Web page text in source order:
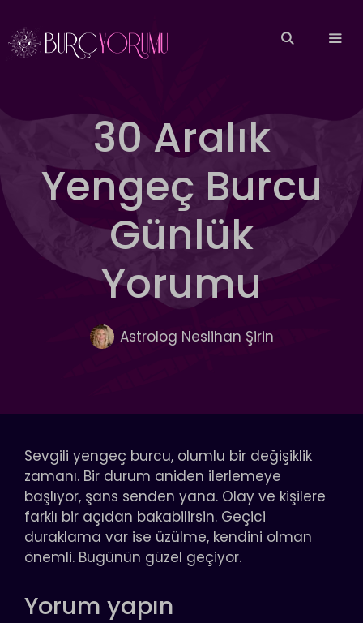
atla
30 Aralık
Yengeç Burcu
Günlük
Yorumu
Astrolog Neslihan Şirin
Sevgili yengeç burcu, olumlu bir değişiklik
zamanı. Bir durum aniden ilerlemeye
başlıyor, şans senden yana. Olay ve kişilere
farklı bir açıdan bakabilirsin. Geçici
duraklama var ise üzülme, kendini olman
önemli. Bugünün güzel geçiyor.
Yorum yapın